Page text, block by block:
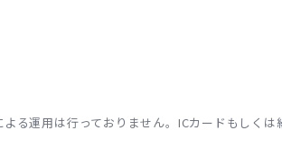
る運用は行っておりません。ICカードもしく